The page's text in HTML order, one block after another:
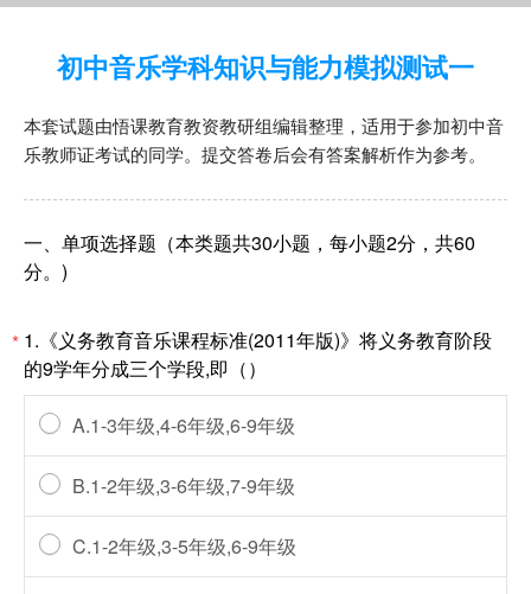
初中音乐学科知识与能力模拟测试一
本套试题由悟课教育教资教研组编辑整理，适用于参加初中音
乐教师证考试的同学。提交答卷后会有答案解析作为参考。
一、单项选择题（本类题共30小题，每小题2分，共60
分。)
* 1.《义务教育音乐课程标准(2011年版)》将义务教育阶段
的9学年分成三个学段,即（）
A.1-3年级,4-6年级,6-9年级
B.1-2年级,3-6年级,7-9年级
C.1-2年级,3-5年级,6-9年级